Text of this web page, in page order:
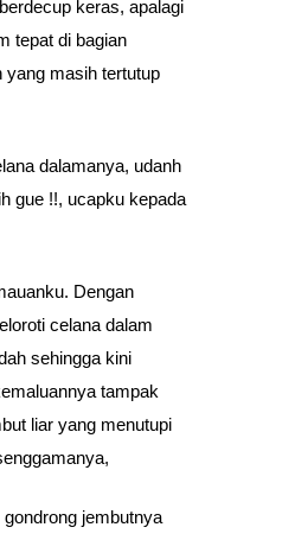
keras, apalagi
tepat di bagian
yang masih tertutup
dalamanya, udanh
gue !!, ucapku kepada
Dengan
celana dalam
sehingga kini
tampak
liar yang menutupi
jembutnya